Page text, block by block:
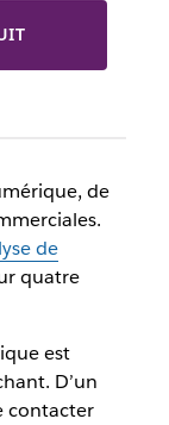
de
de
quatre
est
D’un
contacter